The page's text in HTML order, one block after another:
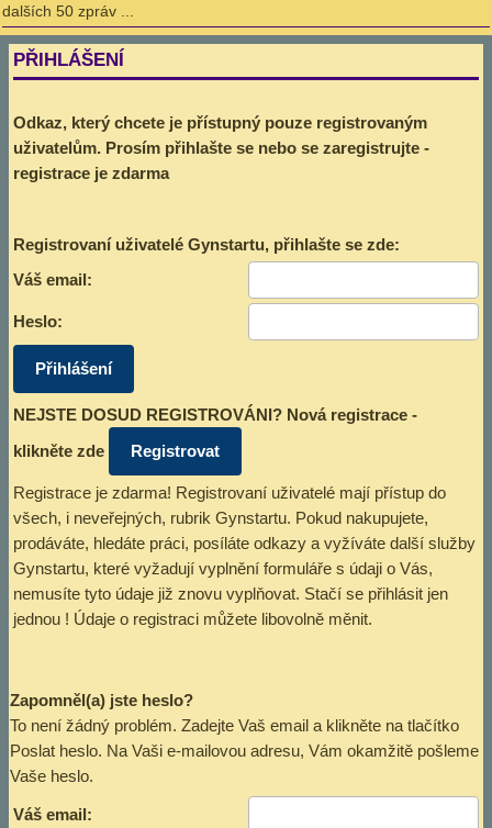
dalších 50 zpráv ...
PŘIHLÁŠENÍ
Odkaz, který chcete je přístupný pouze registrovaným
uživatelům. Prosím přihlašte se nebo se zaregistrujte -
registrace je zdarma
Registrovaní uživatelé Gynstartu, přihlašte se zde:
Váš email:
Heslo:
NEJSTE DOSUD REGISTROVÁNI? Nová registrace -
klikněte zde
Registrace je zdarma! Registrovaní uživatelé mají přístup do
všech, i neveřejných, rubrik Gynstartu. Pokud nakupujete,
prodáváte, hledáte práci, posíláte odkazy a vyžíváte další služby
Gynstartu, které vyžadují vyplnění formuláře s údaji o Vás,
nemusíte tyto údaje již znovu vyplňovat. Stačí se přihlásit jen
jednou ! Údaje o registraci můžete libovolně měnit.
Zapomněl(a) jste heslo?
To není žádný problém. Zadejte Vaš email a klikněte na tlačítko
Poslat heslo. Na Vaši e-mailovou adresu, Vám okamžitě pošleme
Vaše heslo.
Váš email: